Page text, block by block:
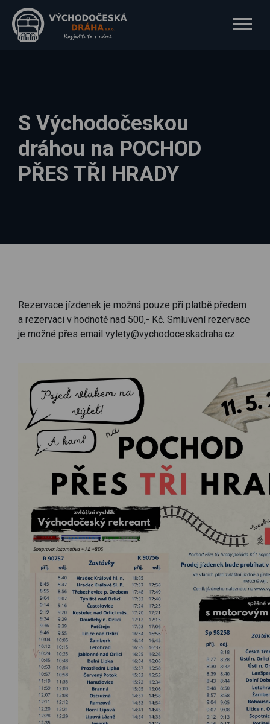
S Východočeskou
dráhou na POCHOD
PŘES TŘI HRADY
Rezervace jízdenek je možná pouze při platbě předem
a rezervaci v hodnotě nad 500,- Kč. Smluvení rezervace
je možné přes email vylety@vychodoceskadraha.cz